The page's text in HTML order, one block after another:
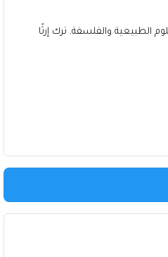
الطبيعية والفلسفة. ترك إرثًا